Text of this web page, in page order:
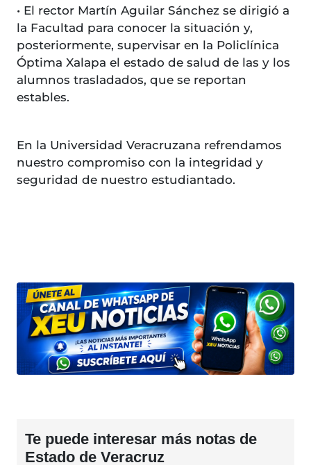
• El rector Martín Aguilar Sánchez se dirigió a
la Facultad para conocer la situación y,
posteriormente, supervisar en la Policlínica
Óptima Xalapa el estado de salud de las y los
alumnos trasladados, que se reportan
estables.
En la Universidad Veracruzana refrendamos
nuestro compromiso con la integridad y
seguridad de nuestro estudiantado.
Te puede interesar más notas de
Estado de Veracruz